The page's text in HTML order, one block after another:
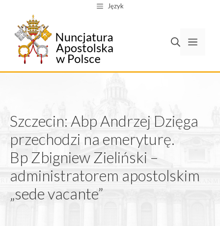
treści
Język
Szczecin: Abp Andrzej Dzięga
przechodzi na emeryturę.
Bp Zbigniew Zieliński –
administratorem apostolskim
„sede vacante”